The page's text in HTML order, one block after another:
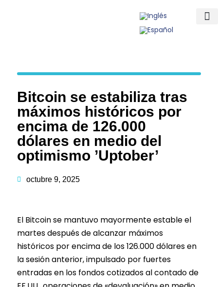
Bitcoin se estabiliza tras
máximos históricos por
encima de 126.000
dólares en medio del
optimismo ’Uptober’
octubre 9, 2025
El Bitcoin se mantuvo mayormente estable el
martes después de alcanzar máximos
históricos por encima de los 126.000 dólares en
la sesión anterior, impulsado por fuertes
entradas en los fondos cotizados al contado de